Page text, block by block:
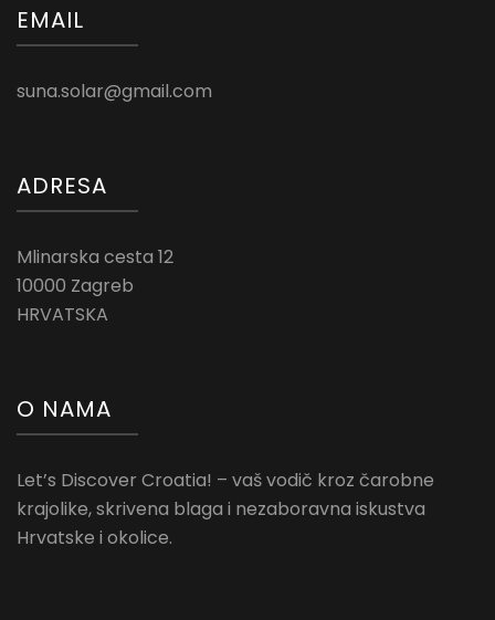
EMAIL
suna.solar@gmail.com
ADRESA
Mlinarska cesta 12
10000 Zagreb
HRVATSKA
O NAMA
Let’s Discover Croatia! – vaš vodič kroz čarobne
krajolike, skrivena blaga i nezaboravna iskustva
Hrvatske i okolice.